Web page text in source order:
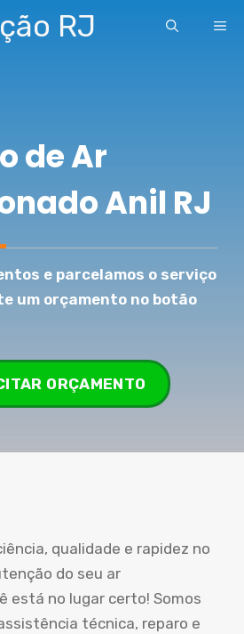
RJ
de Ar
Anil RJ
e parcelamos o serviço
um orçamento no botão
ORÇAMENTO
qualidade e rapidez no
do seu ar
está no lugar certo! Somos
técnica, reparo e